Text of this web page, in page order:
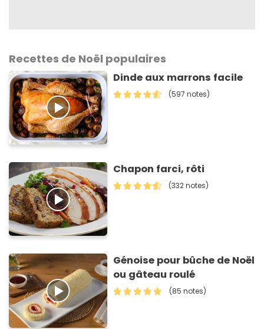
Recettes de Noël populaires
Dinde aux marrons facile
(597 notes)
Chapon farci, rôti
(332 notes)
Génoise pour bûche de Noël
ou gâteau roulé
(85 notes)